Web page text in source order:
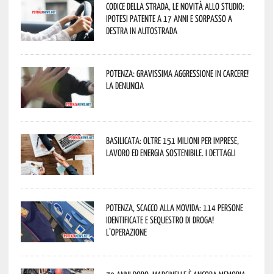
Codice della strada, le novità allo studio:
ipotesi patente a 17 anni e sorpasso a
destra in autostrada
Potenza: gravissima aggressione in Carcere!
La denuncia
Basilicata: oltre 151 milioni per imprese,
lavoro ed energia sostenibile. I dettagli
Potenza, scacco alla movida: 114 persone
identificate e sequestro di droga!
L’operazione